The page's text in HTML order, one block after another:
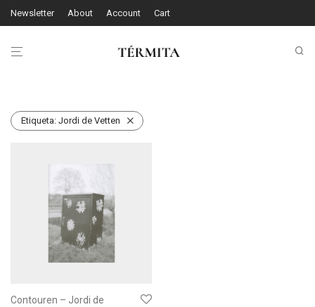
Newsletter About Account Cart
Etiqueta: Jordi de Vetten
Contouren – Jordi de